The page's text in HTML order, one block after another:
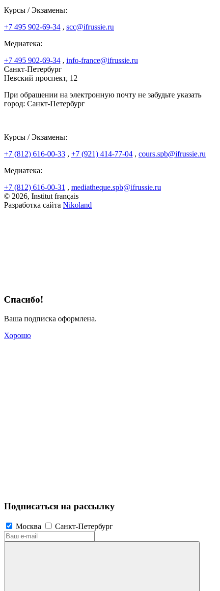
Курсы / Экзамены:
+7 495 902-69-34 , scc@ifrussie.ru
Медиатека:
+7 495 902-69-34 , info-france@ifrussie.ru
Санкт-Петербург
Невский проспект, 12
При обращении на электронную почту не забудьте указать
город: Санкт-Петербург
Курсы / Экзамены:
+7 (812) 616-00-33 , +7 (921) 414-77-04 , cours.spb@ifrussie.ru
Медиатека:
+7 (812) 616-00-31 , mediatheque.spb@ifrussie.ru
© 2026, Institut français
Разработка сайта Nikoland
Спасибо!
Ваша подписка оформлена.
Хорошо
Подписаться на рассылку
Москва Санкт-Петербург